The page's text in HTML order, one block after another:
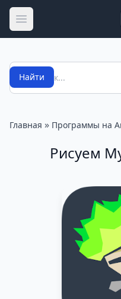
Открыть меню
Поиск
Найти
Главная » Программы на
Рисуем